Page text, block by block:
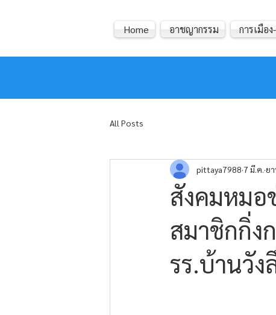
Home อาชญากรรม การเมือ
All Posts
สังคมหมอ
สมาชิกกิ่ง
รร.บ้านวัง
pittaya7988 7 มี.ค. ย